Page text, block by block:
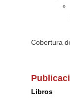
Cobertura
Libros